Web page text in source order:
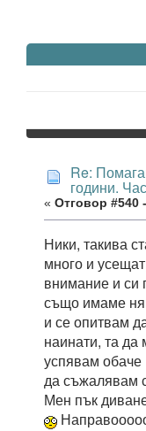
Re:
години.
« Отговор #540
Ники, такива
много и
внимание и си
също имаме
и се опитвам
наинати, та да
успявам обаче
да съжалявам
Мен пък